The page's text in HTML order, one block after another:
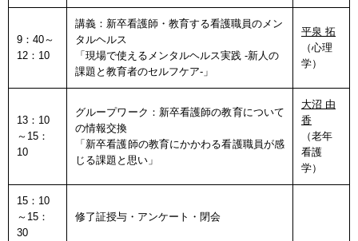
9：40～
12：10
講義：新卒看護師・教育する看護職員のメン
タルヘルス
「現場で使えるメンタルヘルス実践 -新人の
課題と教育者のセルフケア-」
平泉 拓
（心理
学）
13：10
～15：
10
グループワーク：新卒看護師の教育について
の情報交換
「新卒看護師の教育にかかわる看護職員が感
じる課題と思い」
大沼 由
香
（老年
看護
学）
15：10
～15：
30
修了証授与・アンケート・閉会